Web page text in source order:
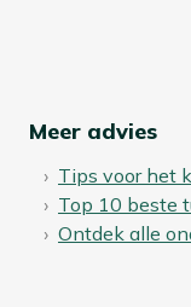
Meer advies
Tips voor het
Top 10 beste
Ontdek alle